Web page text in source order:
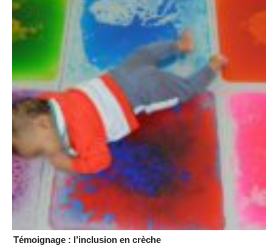
Témoignage : l’inclusion en crèche